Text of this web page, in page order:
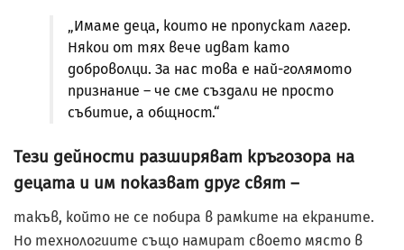
„Имаме деца, които не пропускат лагер.
Някои от тях вече идват като
доброволци. За нас това е най-голямото
признание – че сме създали не просто
събитие, а общност.“
Тези дейности разширяват кръгозора на
децата и им показват друг свят –
такъв, който не се побира в рамките на екраните.
Но технологиите също намират своето място в